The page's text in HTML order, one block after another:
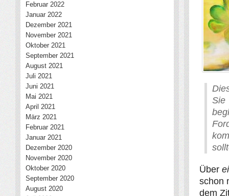
Über
schon
dem
Februar 2022
Januar 2022
Dezember 2021
November 2021
Oktober 2021
September 2021
August 2021
Juli 2021
Juni 2021
Mai 2021
April 2021
März 2021
Februar 2021
Januar 2021
Dezember 2020
November 2020
Oktober 2020
September 2020
August 2020